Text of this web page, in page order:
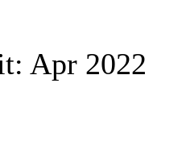
Apr 2022